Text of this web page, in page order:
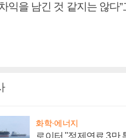
익을 남긴 것 같지는 않다
화학·에너지
로이터 "정제연료 3만